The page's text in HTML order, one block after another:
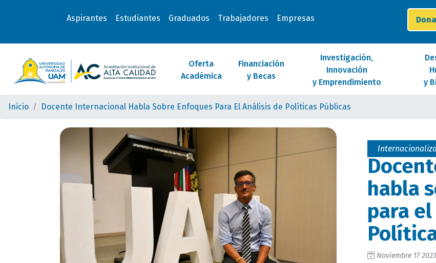
Aspirantes Estudiantes Graduados Trabajadores Empresas
Oferta
Académica
Financiación
y Becas
Investigación,
Innovación
y Emprendimiento
y
Inicio Docente Internacional Habla Sobre Enfoques Para El Análisis de Políticas Públicas
habla
para
Noviembre 17 2023